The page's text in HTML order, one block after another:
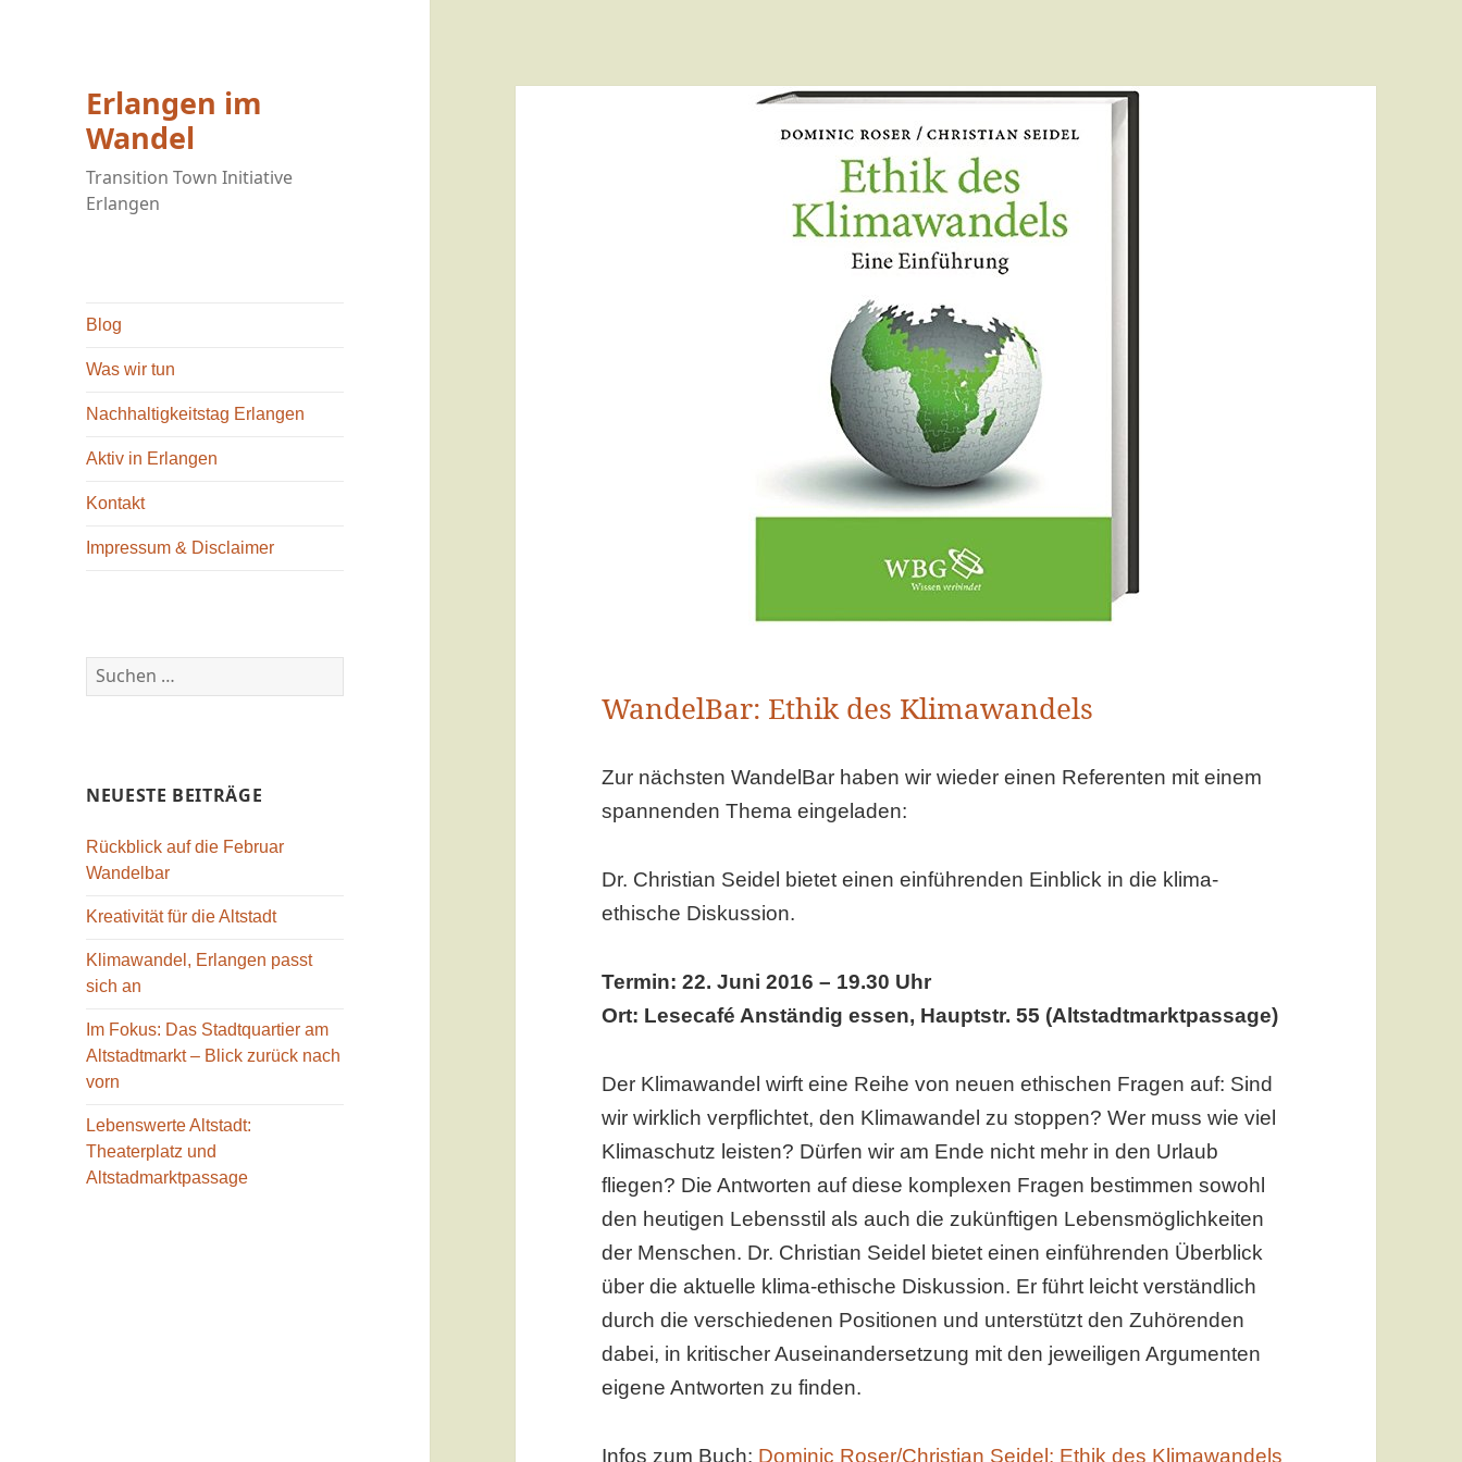
Erlangen im
Wandel
Transition Town Initiative
Erlangen
Blog
Was wir tun
Nachhaltigkeitstag Erlangen
Aktiv in Erlangen
Kontakt
Impressum & Disclaimer
Suchen
nach:
NEUESTE BEITRÄGE
Rückblick auf die Februar
Wandelbar
Kreativität für die Altstadt
Klimawandel, Erlangen passt
sich an
Im Fokus: Das Stadtquartier am
Altstadtmarkt – Blick zurück nach
vorn
Lebenswerte Altstadt:
Theaterplatz und
Altstadmarktpassage
WandelBar: Ethik des Klimawandels
Zur nächsten WandelBar haben wir wieder einen Referenten mit einem
spannenden Thema eingeladen:
Dr. Christian Seidel bietet einen einführenden Einblick in die klima-
ethische Diskussion.
Termin: 22. Juni 2016 – 19.30 Uhr
Ort: Lesecafé Anständig essen, Hauptstr. 55 (Altstadtmarktpassage)
Der Klimawandel wirft eine Reihe von neuen ethischen Fragen auf: Sind
wir wirklich verpflichtet, den Klimawandel zu stoppen? Wer muss wie viel
Klimaschutz leisten? Dürfen wir am Ende nicht mehr in den Urlaub
fliegen? Die Antworten auf diese komplexen Fragen bestimmen sowohl
den heutigen Lebensstil als auch die zukünftigen Lebensmöglichkeiten
der Menschen. Dr. Christian Seidel bietet einen einführenden Überblick
über die aktuelle klima-ethische Diskussion. Er führt leicht verständlich
durch die verschiedenen Positionen und unterstützt den Zuhörenden
dabei, in kritischer Auseinandersetzung mit den jeweiligen Argumenten
eigene Antworten zu finden.
Infos zum Buch: Dominic Roser/Christian Seidel: Ethik des Klimawandels